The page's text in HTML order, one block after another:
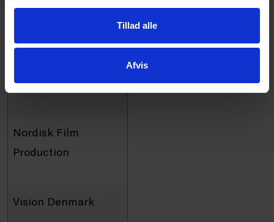
Tillad alle
Afvis
Sony Music Denmark
Design Denmark
Nordisk Film
Production
Vision Denmark